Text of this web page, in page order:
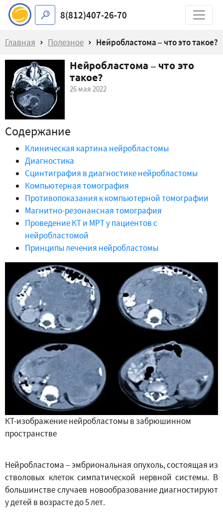
8(812)407-26-70
Главная Полезное Нейробластома – что это такое?
Нейробластома – что это
такое?
26 мая 2022
Содержание
Клиническая картина нейробластомы
Диагностика
Сцинтиграфия в диагностике нейробластомы
Компьютерная томография
Противопоказания к компьютерной томографии
Магнитно-резонансная томография
Проведение КТ и МРТ у пациентов с
нейробластомой
Принципы лечения нейробластомы
КТ-изображение нейробластомы в забрюшинном
пространстве
Нейробластома – эмбриональная опухоль, состоящая из
стволовых клеток симпатической нервной системы. В
большинстве случаев новообразование диагностируют
у детей в возрасте до 5 лет.